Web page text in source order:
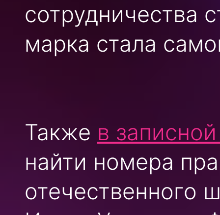
сотрудничества
марка стала
Также в
найти номера
отечественного